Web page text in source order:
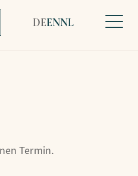
DEENNL
Termin.